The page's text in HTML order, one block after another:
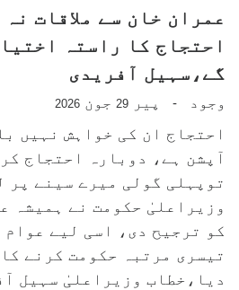
عمران خان سے ملاقات نہ
احتجاج کا راستہ
گے،سہیل آفریدی
وجود - پیر 29 جون 2026
احتجاج ان کی خواہش نہیں
آپشن ہے، دوبارہ احتجاج
توپہلی گولی میرے سینے پر
وزیراعلیٰ حکومت نے ہمیشہ
کو ترجیح دی، اسی لیے عوام
تیسری مرتبہ حکومت کرنے
دیا،خطاب وزیراعلیٰ سہیل